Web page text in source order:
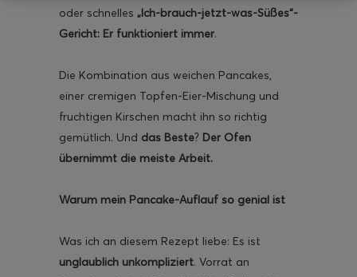
oder schnelles „Ich-brauch-jetzt-was-Süßes“-
Gericht: Er funktioniert immer.
Die Kombination aus weichen Pancakes,
einer cremigen Topfen-Eier-Mischung und
fruchtigen Kirschen macht ihn so richtig
gemütlich. Und das Beste? Der Ofen
übernimmt die meiste Arbeit.
Warum mein Pancake-Auflauf so genial ist
Was ich an diesem Rezept liebe: Es ist
unglaublich unkompliziert. Vorrat an